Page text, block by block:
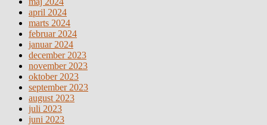
april 2024
marts 2024
februar 2024
januar 2024
december 2023
november 2023
oktober 2023
september 2023
august 2023
juli 2023
juni 2023